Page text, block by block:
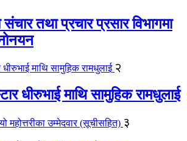
संचार तथा प्रचार प्रसार विभागमा
२
धीरुभाई माथि सामुहिक रामधुलाई
३